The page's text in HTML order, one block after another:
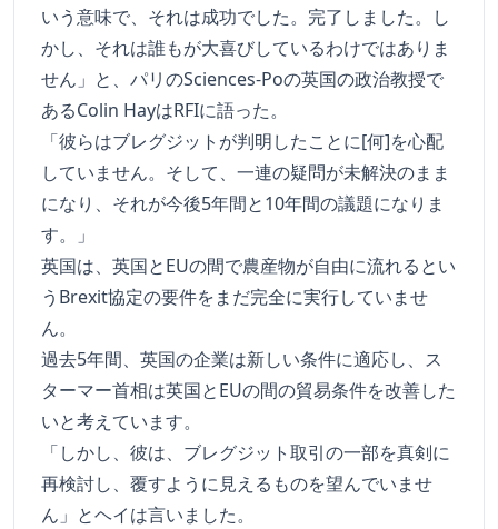
いう意味で、それは成功でした。完了しました。し
かし、それは誰もが大喜びしているわけではありま
せん」と、パリのSciences-Poの英国の政治教授で
あるColin HayはRFIに語った。
「彼らはブレグジットが判明したことに[何]を心配
していません。そして、一連の疑問が未解決のまま
になり、それが今後5年間と10年間の議題になりま
す。」
英国は、英国とEUの間で農産物が自由に流れるとい
うBrexit協定の要件をまだ完全に実行していませ
ん。
過去5年間、英国の企業は新しい条件に適応し、ス
ターマー首相は英国とEUの間の貿易条件を改善した
いと考えています。
「しかし、彼は、ブレグジット取引の一部を真剣に
再検討し、覆すように見えるものを望んでいませ
ん」とヘイは言いました。